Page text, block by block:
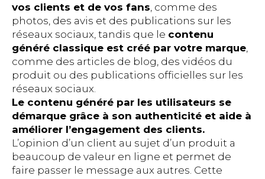
vos clients et de vos fans , comme des
photos, des avis et des publications sur les
réseaux sociaux, tandis que le contenu
généré classique est créé par votre marque
comme des articles de blog, des vidéos du
produit ou des publications officielles sur les
réseaux sociaux.
Le contenu généré par les utilisateurs se
démarque grâce à son authenticité et aide à
améliorer l’engagement des clients.
L’opinion d’un client au sujet d’un produit a
beaucoup de valeur en ligne et permet de
faire passer le message aux autres. Cette